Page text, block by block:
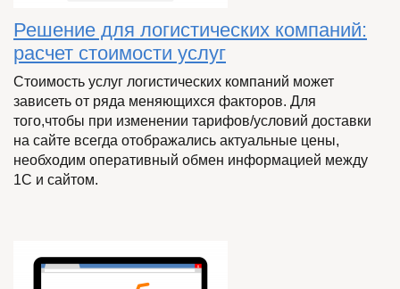
Решение для логистических компаний:
расчет стоимости услуг
Стоимость услуг логистических компаний может
зависеть от ряда меняющихся факторов. Для
того,чтобы при изменении тарифов/условий доставки
на сайте всегда отображались актуальные цены,
необходим оперативный обмен информацией между
1С и сайтом.